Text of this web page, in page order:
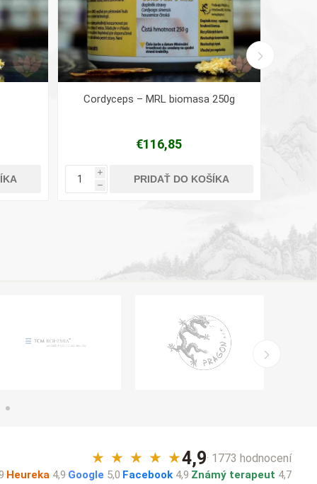
Cordyceps – MRL biomasa 250g
€116,85
i
h
PRIDAŤ DO KOŠÍKA
★ ★ ★ ★ ★4,9· 1773 hodnocení
·Heureka 4,9·Google 5,0·Facebook 4,9·Známý terapeut 4,7